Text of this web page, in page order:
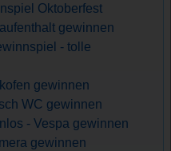
Oktoberfest
gewinnen
- tolle
gewinnen
WC gewinnen
- Vespa gewinnen
gewinnen